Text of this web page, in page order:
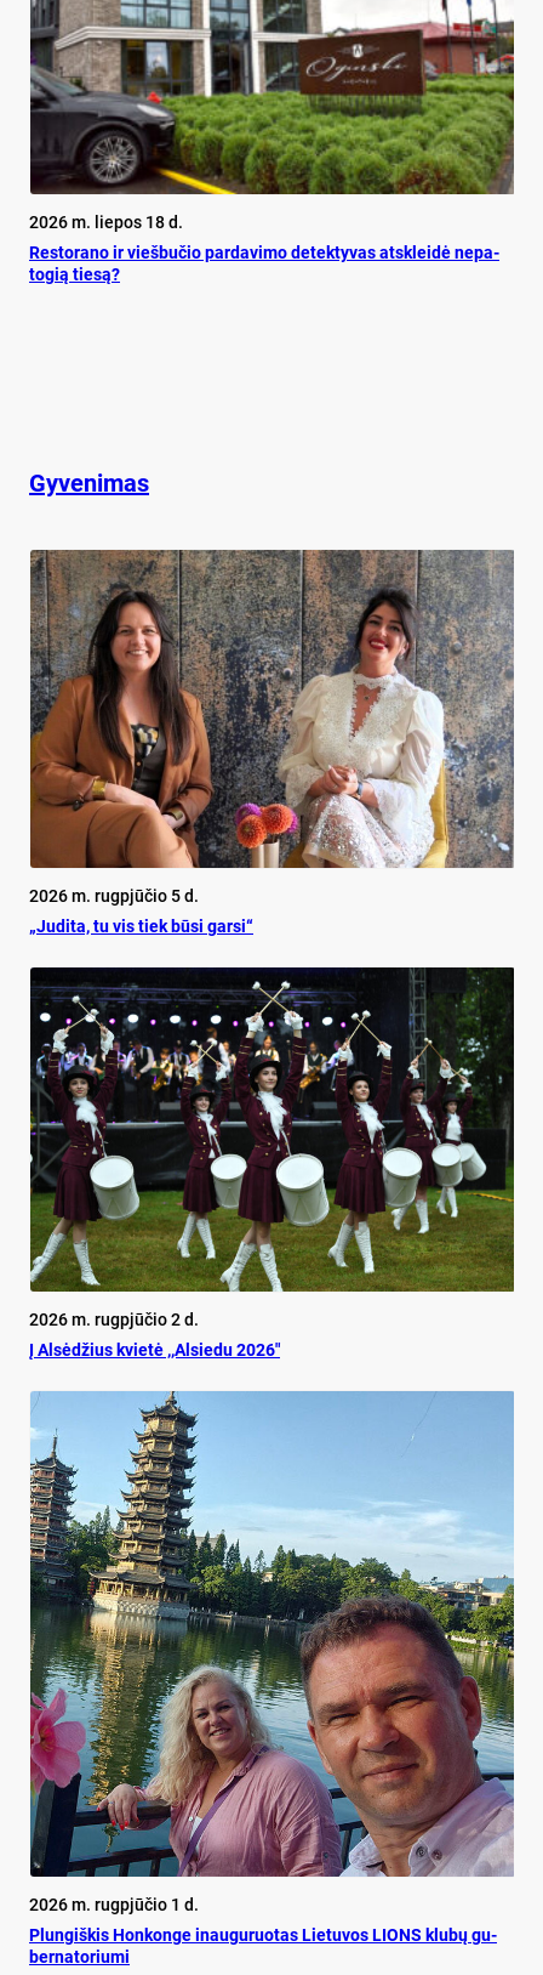
2026 m. liepos 18 d.
Res­to­ra­no ir vieš­bu­čio par­da­vi­mo de­tek­ty­vas at­sklei­dė ne­pa­
to­gią tie­są?
Gyvenimas
2026 m. rugpjūčio 5 d.
„Judita, tu vis tiek būsi garsi“
2026 m. rugpjūčio 2 d.
Į Alsėdžius kvietė ,,Alsiedu 2026″
2026 m. rugpjūčio 1 d.
Plun­giš­kis Hon­kon­ge inau­gu­ruo­tas Lie­tu­vos LIONS klu­bų gu­
ber­na­to­riu­mi